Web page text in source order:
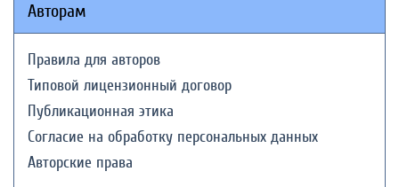
Авторам
Правила для авторов
Типовой лицензионный договор
Публикационная этика
Согласие на обработку персональных данных
Авторские права